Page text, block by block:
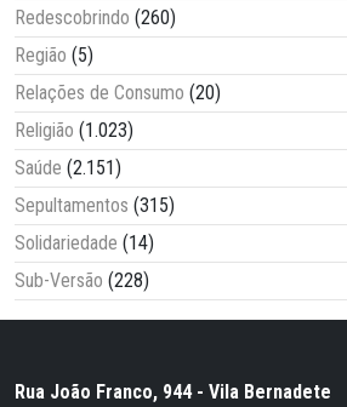
Redescobrindo (260)
Região (5)
Relações de Consumo (20)
Religião (1.023)
Saúde (2.151)
Sepultamentos (315)
Solidariedade (14)
Sub-Versão (228)
Rua João Franco, 944 - Vila Bernadete